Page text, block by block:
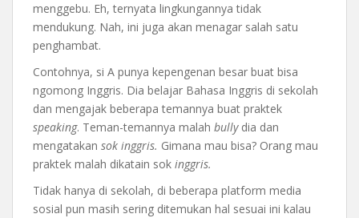
menggebu. Eh, ternyata lingkungannya tidak
mendukung. Nah, ini juga akan menagar salah satu
penghambat.
Contohnya, si A punya kepengenan besar buat bisa
ngomong Inggris. Dia belajar Bahasa Inggris di sekolah
dan mengajak beberapa temannya buat praktek
speaking. Teman-temannya malah bullydia dan
mengatakan sok inggris. Gimana mau bisa? Orang mau
praktek malah dikatain sok inggris.
Tidak hanya di sekolah, di beberapa platform media
sosial pun masih sering ditemukan hal sesuai ini kalau